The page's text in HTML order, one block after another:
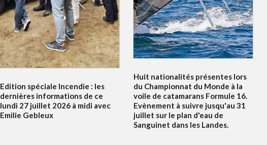
Edition spéciale Incendie : les
dernières informations de ce
lundi 27 juillet 2026 à midi avec
Emilie Gebleux
Huit nationalités présentes lors
du Championnat du Monde à la
voile de catamarans Formule 16.
Evènement à suivre jusqu'au 31
juillet sur le plan d'eau de
Sanguinet dans les Landes.